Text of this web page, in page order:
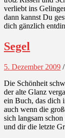
verliebt ins
dann kannst Du
dich gänzlich
Segel
5. Dezember 2009 /
Die Schönheit
der alte Glanz
ein Buch, das dich
auch wenn die
sich langsam
und dir die letzte